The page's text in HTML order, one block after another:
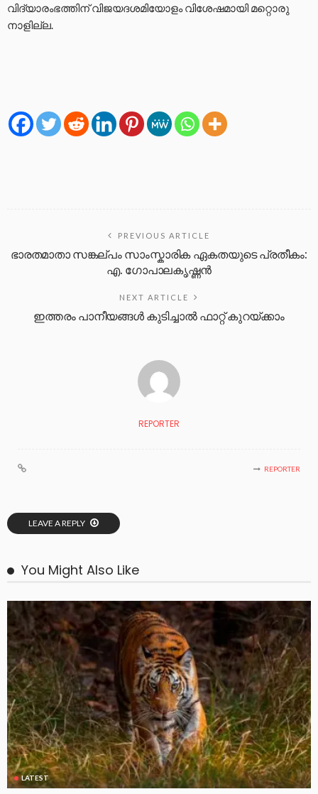
വിദ്യാരംഭത്തിന് വിജയദശമിയോളം വിശേഷമായി മറ്റൊരു
നാളില്ല.
PREVIOUS ARTICLE
ഭാരതമാതാ സങ്കല്പം സാംസ്കാരിക ഏകതയുടെ പ്രതീകം:
എ. ഗോപാലകൃഷ്ണൻ
NEXT ARTICLE
ഇത്തരം പാനീയങ്ങൾ കുടിച്ചാൽ ഫാറ്റ് കുറയ്ക്കാം
REPORTER
REPORTER
LEAVE A REPLY
You Might Also Like
LATEST